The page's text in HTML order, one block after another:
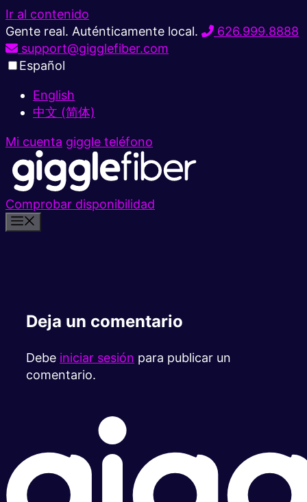
Ir al contenido
Gente real. Auténticamente local.
626.999.8888
support@gigglefiber.com
Español
English
中文 (简体)
Mi cuenta giggle teléfono
Comprobar disponibilidad
Deja un comentario
Debe iniciar sesión para publicar un
comentario.